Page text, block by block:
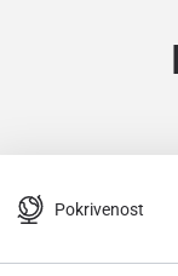
Pokrivenost